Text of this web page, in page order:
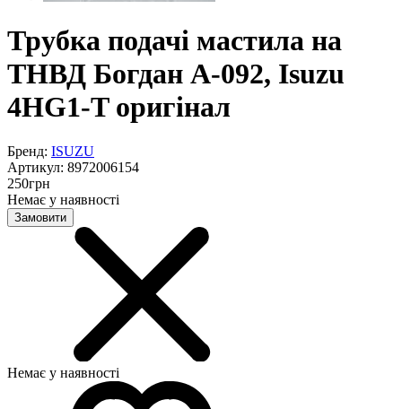
Трубка подачі мастила на
ТНВД Богдан А-092, Isuzu
4HG1-T оригінал
Бренд: ISUZU
Артикул: 8972006154
250грн
Немає у наявності
Замовити
Немає у наявності